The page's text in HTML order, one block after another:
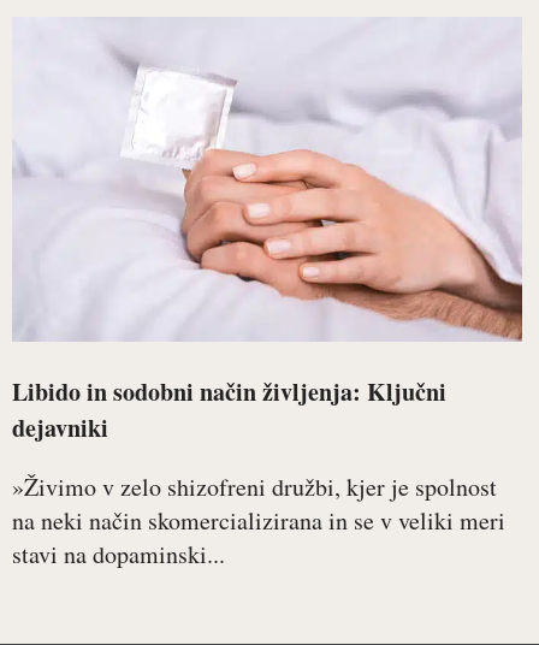
Libido in sodobni način življenja: Ključni
dejavniki
»Živimo v zelo shizofreni družbi, kjer je spolnost
na neki način skomercializirana in se v veliki meri
stavi na dopaminski...